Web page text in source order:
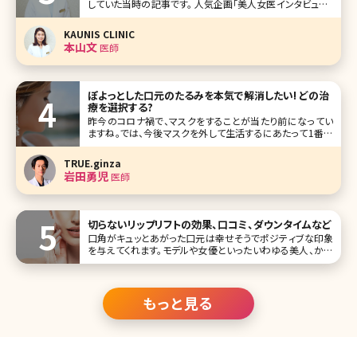
していた当時の記事です。 人気企画「美人女医インタビュー」
第三十三回は湘南美容クリニック藤沢院の本山文（もとやま
ガネをとると美人」系だったのが、医学生時代にさなぎから
蝶に脱皮し、
KAUNIS CLINIC
本山文医師
ぽよっとした口元のたるみを本気で解消したい! どの治
療を選択する?
昨今のコロナ禍で、マスクをすることが当たり前になってい
ますね。では、今後マスクを外して生活するにあたって1番気
になるのは目の下からフェイスラインまでの中顔面及び下
顔面です。特に、ほうれい線や口元のぽよっとしたたるみで悩
まれている方が多いです。ダイエットで改善すると思っても効
果がなかったり、そればかり
TRUE.ginza
岩田勇児医師
切らないリップリフトの効果、口コミ、ダウンタイムなど
口角がキュッとあがった口元は幸せそうでポジティブな印象
を与えてくれます。モデルや女優といったいわゆる美人、かわ
いいと言われる女性たちも皆、口角があがっている人ばか
がってしまう人
もっと見る